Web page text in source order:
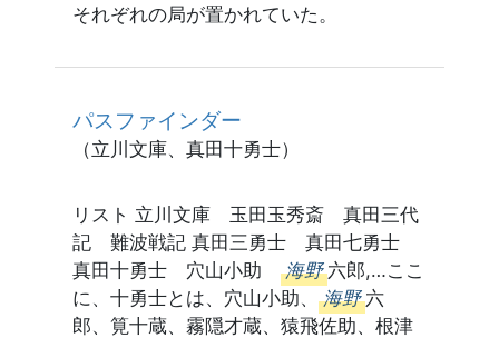
それぞれの局が置かれていた。
パスファインダー
（立川文庫、真田十勇士）
リスト 立川文庫 玉田玉秀斎 真田三代
記 難波戦記 真田三勇士 真田七勇士
真田十勇士 穴山小助 海野 六郎,…ここ
に、十勇士とは、穴山小助、 海野 六
郎、筧十蔵、霧隠才蔵、猿飛佐助、根津